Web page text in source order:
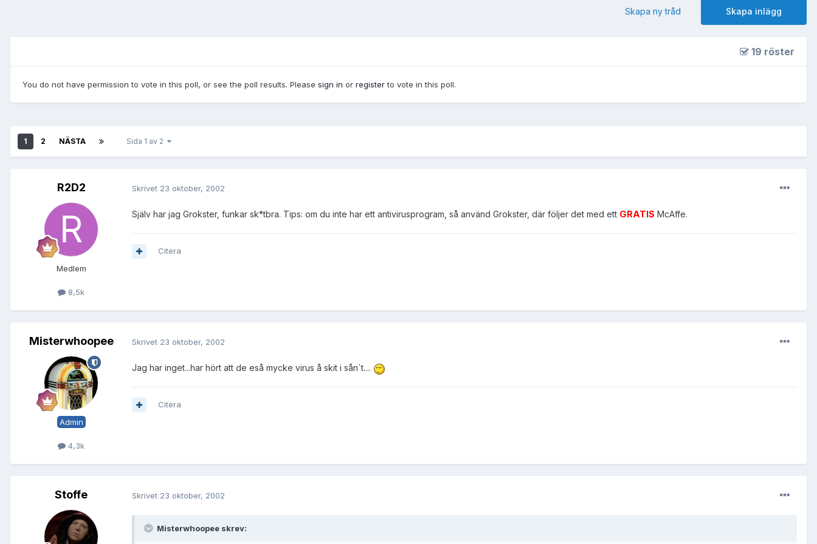
Skapa inlägg
Skapa ny tråd
19 röster
You do not have permission to vote in this poll, or see the poll results. Please sign in or registerto vote in this poll.
1 2 NÄSTA Sida 1 av 2
R2D2
Medlem
8,5k
Skrivet 23 oktober, 2002
Själv har jag Grokster, funkar sk*tbra. Tips: om du inte har ett antivirusprogram, så använd Grokster, där följer det med ett GRATIS McAffe.
Citera
Misterwhoopee
Admin
4,3k
Skrivet 23 oktober, 2002
Jag har inget...har hört att de eså mycke virus å skit i sån`t....
Citera
Stoffe Skrivet 23 oktober, 2002
Misterwhoopee skrev: